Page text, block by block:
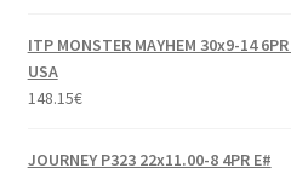
ITP MONSTER MAYHEM 30x9-14
USA
148.15€
JOURNEY P323 22x11.00-8 4PR E#